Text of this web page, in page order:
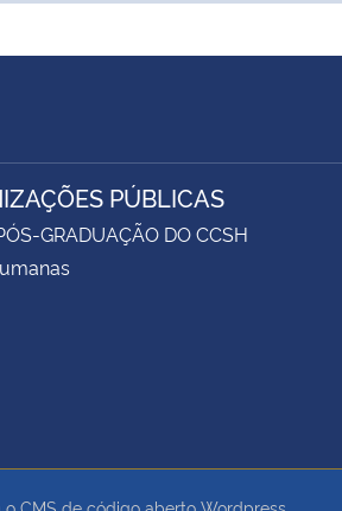
PÚBLICAS
GRADUAÇÃO DO CCSH